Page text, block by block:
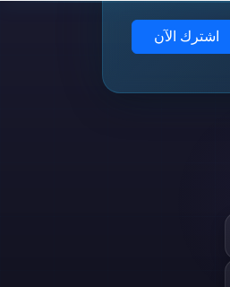
اشترك الآن